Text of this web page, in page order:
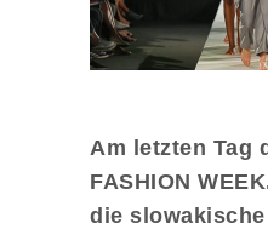
Am letzten Tag
FASHION
die